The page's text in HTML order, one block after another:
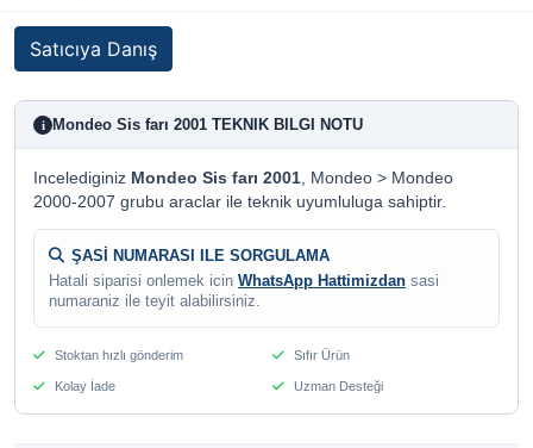
Satıcıya Danış
i Mondeo Sis farı 2001 TEKNIK BILGI NOTU
Incelediginiz Mondeo Sis farı 2001, Mondeo > Mondeo
2000-2007 grubu araclar ile teknik uyumluluga sahiptir.
ŞASİ NUMARASI ILE SORGULAMA
Hatali siparisi onlemek icin WhatsApp Hattimizdan sasi
numaraniz ile teyit alabilirsiniz.
Stoktan hızlı gönderim Sıfır Ürün
Kolay İade Uzman Desteği